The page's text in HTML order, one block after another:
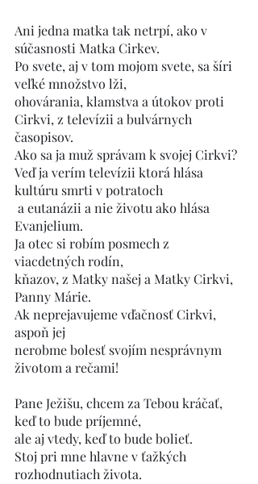
Ani jedna matka tak netrpí, ako v
súčasnosti Matka Cirkev.
Po svete, aj v tom mojom svete, sa šíri
veľké množstvo lži,
ohovárania, klamstva a útokov proti
Cirkvi, z televízii a bulvárnych
časopisov.
Ako sa ja muž správam k svojej Cirkvi?
Veď ja verím televízii ktorá hlása
kultúru smrti v potratoch
Evanjelium.
Ja otec si robím posmech z
viacdetných rodín,
kňazov, z Matky našej a Matky Cirkvi,
Panny Márie.
Ak neprejavujeme vďačnosť Cirkvi,
aspoň jej
nerobme bolesť svojím nesprávnym
životom a rečami!
Pane Ježišu, chcem za Tebou kráčať,
keď to bude príjemné,
ale aj vtedy, keď to bude bolieť.
Stoj pri mne hlavne v ťažkých
rozhodnutiach života.